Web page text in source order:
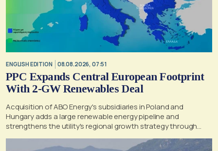
ENGLISH EDITION 08.08.2026, 07:51
PPC Expands Central European Footprint
With 2-GW Renewables Deal
Acquisition of ABO Energy's subsidiaries in Poland and
Hungary adds a large renewable energy pipeline and
strengthens the utility's regional growth strategy through
2030